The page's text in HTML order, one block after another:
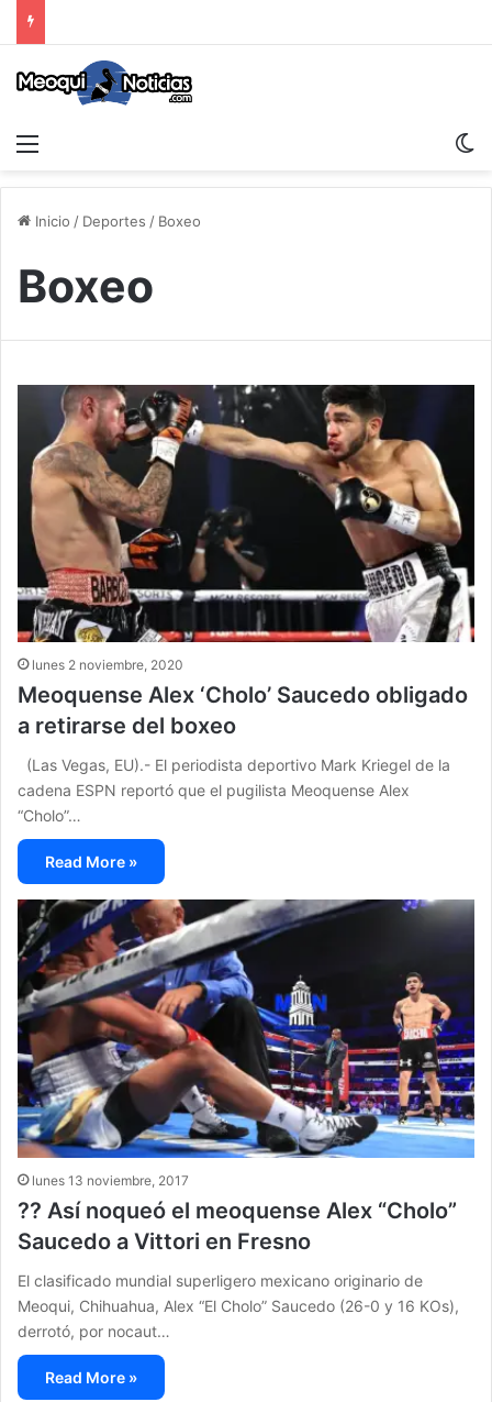
Inicio / Deportes / Boxeo
Boxeo
lunes 2 noviembre, 2020
Meoquense Alex ‘Cholo’ Saucedo obligado
a retirarse del boxeo
(Las Vegas, EU).- El periodista deportivo Mark Kriegel de la
cadena ESPN reportó que el pugilista Meoquense Alex
“Cholo”…
Read More »
lunes 13 noviembre, 2017
?? Así noqueó el meoquense Alex “Cholo”
Saucedo a Vittori en Fresno
El clasificado mundial superligero mexicano originario de
Meoqui, Chihuahua, Alex “El Cholo” Saucedo (26-0 y 16 KOs),
derrotó, por nocaut…
Read More »